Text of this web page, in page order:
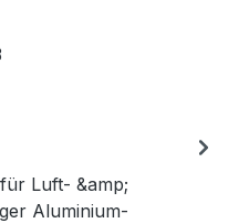
Luft- &amp;
Aluminium-